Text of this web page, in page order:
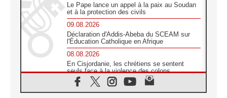
Le Pape lance un appel à la paix au Soudan
et à la protection des civils
09.08.2026
Déclaration d'Addis-Abeba du SCEAM sur
l'Éducation Catholique en Afrique
08.08.2026
En Cisjordanie, les chrétiens se sentent
seuls face à la violence des colons
08.08.2026
Léon XIV au sanctuaire de Notre Dame du